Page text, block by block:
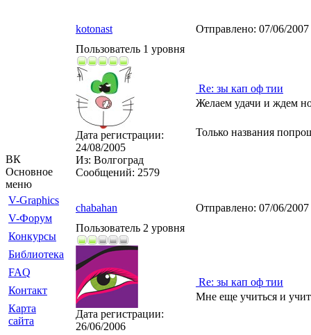
ВК
Основное
меню
V-Graphics
V-Форум
Конкурсы
Библиотека
FAQ
Контакт
Карта
сайта
kotonast Отправлено: 07/06/
Пользователь 1 уровня
Дата регистрации:
24/08/2005
Из: Волгоград
Сообщений: 2579
Re: зы кап оф тии
Желаем удачи и ждем
Только названия
chabahan Отправлено: 07/06/
Пользователь 2 уровня
Дата регистрации:
26/06/2006
Re: зы кап оф тии
Мне еще учиться и